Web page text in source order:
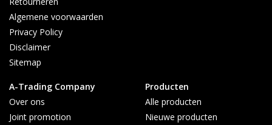
Algemene voorwaarden
Privacy Policy
Disclaimer
Sitemap
A-Trading Company
Over ons
Joint promotion
Producten
Alle producten
Nieuwe producten